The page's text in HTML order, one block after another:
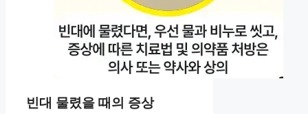
빈대 물렸을 때의 증상